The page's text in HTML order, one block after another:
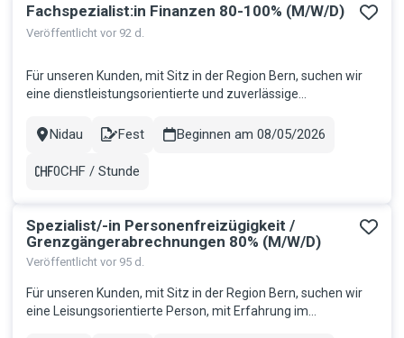
Fachspezialist:in Finanzen 80-100% (M/W/D)
Veröffentlicht vor 92 d.
Für unseren Kunden, mit Sitz in der Region Bern, suchen wir
eine dienstleistungsorientierte und zuverlässige
Erfassen von Aufträgen und Koordination der gesamten
per Telefon und E-Mail...
Stadt
Nidau
Contract
Fest Beginnen am 08/05/2026
Gehalt
0CHF / Stunde
Spezialist/-in Personenfreizügigkeit /
Grenzgängerabrechnungen 80% (M/W/D)
Veröffentlicht vor 95 d.
Für unseren Kunden, mit Sitz in der Region Bern, suchen wir
eine Leisungsorientierte Person, mit Erfahrung im